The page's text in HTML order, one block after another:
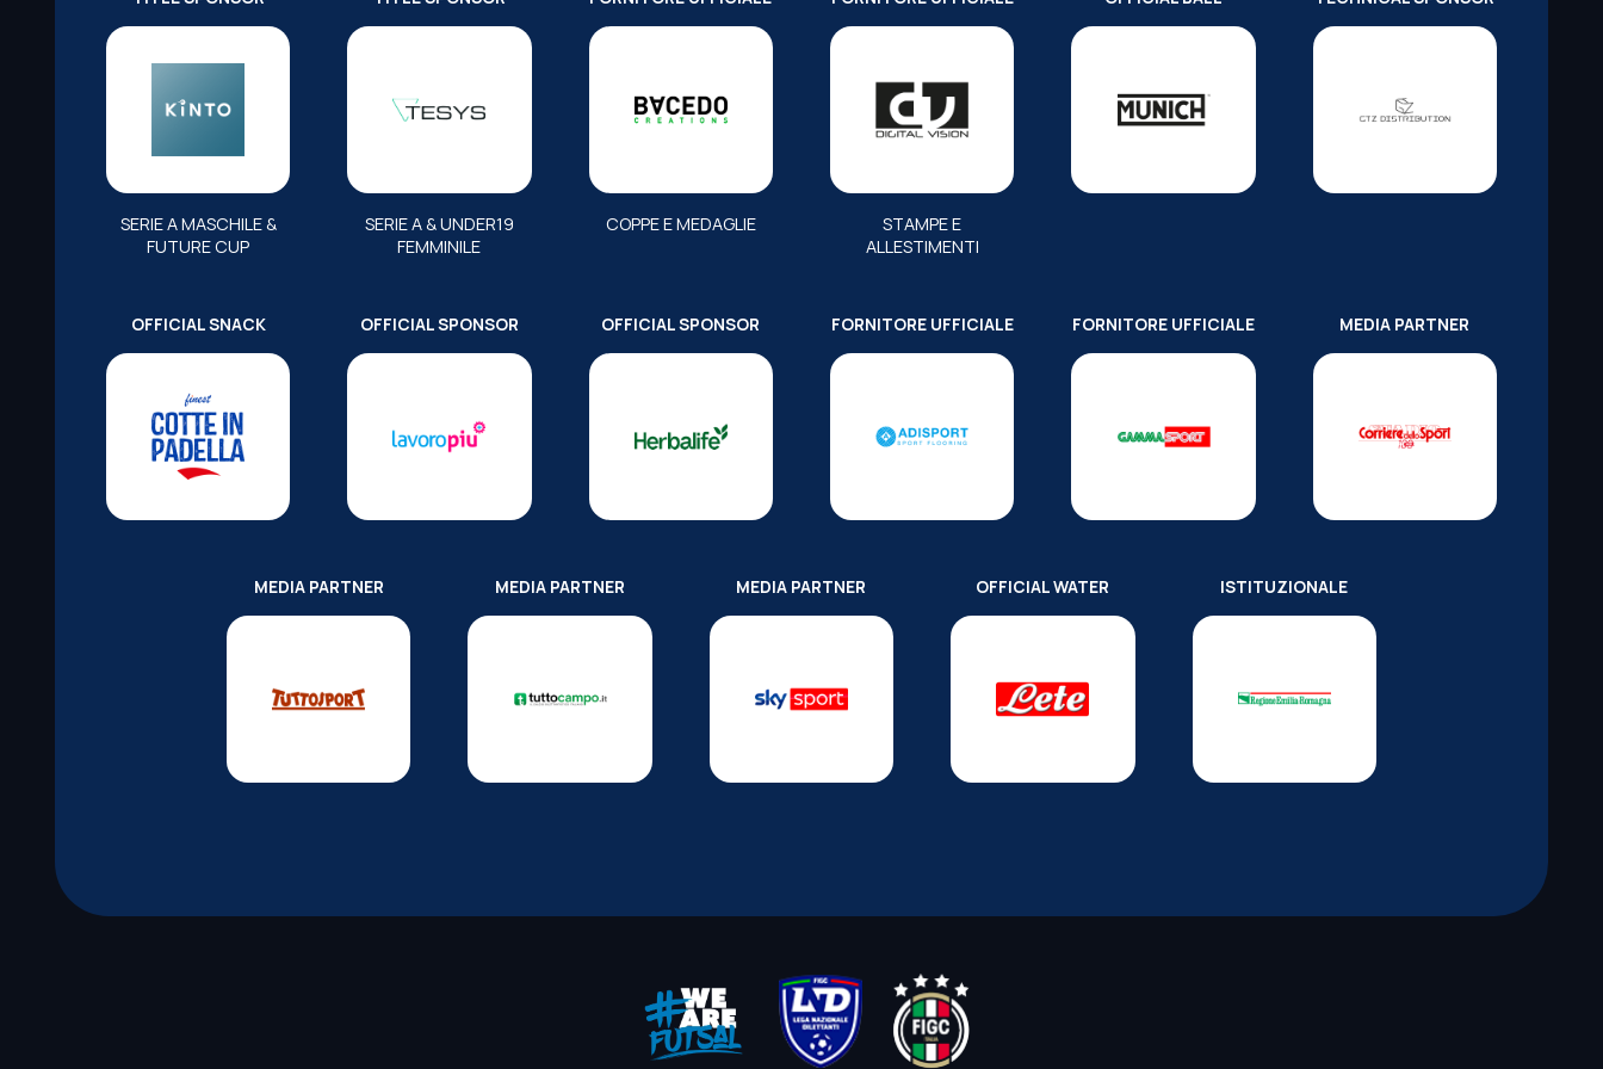
SERIE A MASCHILE &
FUTURE CUP
SERIE A & UNDER19
FEMMINILE
COPPE E MEDAGLIE
STAMPE E
ALLESTIMENTI
OFFICIAL SNACK OFFICIAL SPONSOR OFFICIAL SPONSOR FORNITORE UFFICIALE FORNITORE UFFICIALE MEDIA PARTNER
MEDIA PARTNER MEDIA PARTNER MEDIA PARTNER OFFICIAL WATER ISTITUZIONALE